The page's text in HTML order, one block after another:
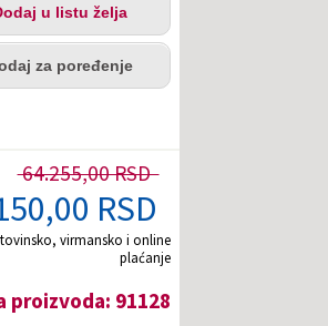
u listu želja
za poređenje
64.255,00 RSD
RSD
virmansko i online
plaćanje
proizvoda: 91128